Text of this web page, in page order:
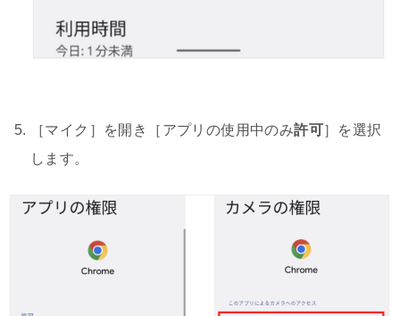
［マイク］を開き［アプリの使用中のみ許可］を選択
します。